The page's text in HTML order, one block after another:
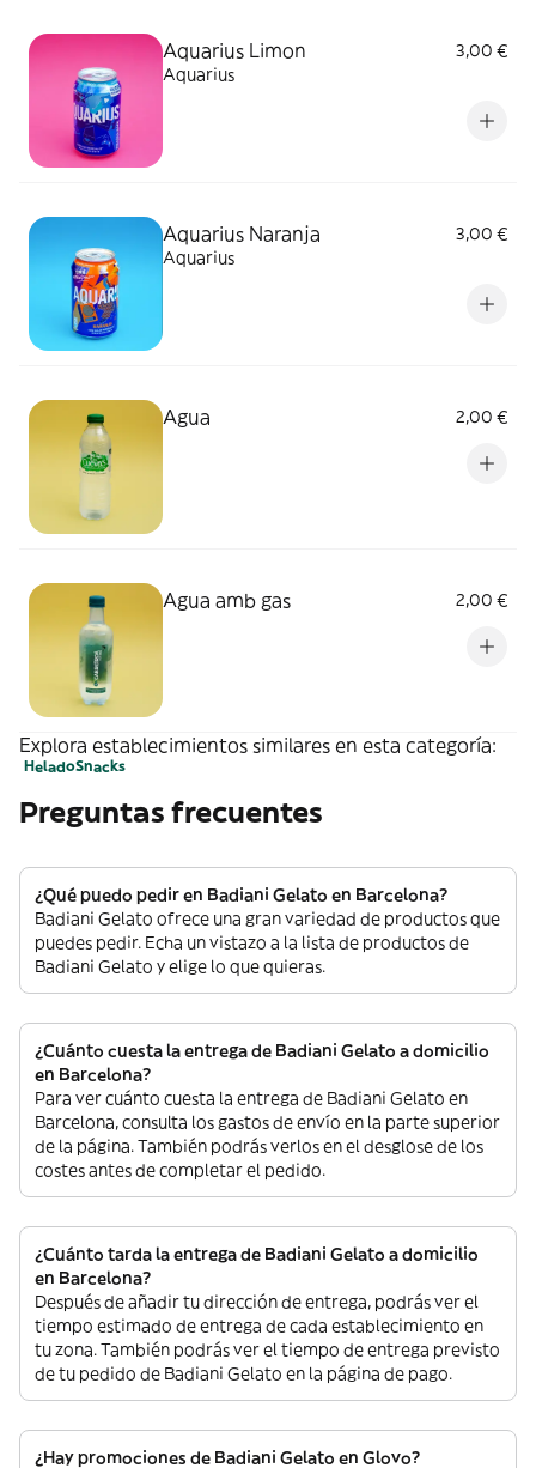
Aquarius Limon
3,00 €
Aquarius
Aquarius Naranja
3,00 €
Aquarius
Agua 2,00 €
Agua amb gas 2,00 €
Explora establecimientos similares en esta categoría:
HeladoSnacks
Preguntas frecuentes
¿Qué puedo pedir en Badiani Gelato en Barcelona?
Badiani Gelato ofrece una gran variedad de productos que
puedes pedir. Echa un vistazo a la lista de productos de
Badiani Gelato y elige lo que quieras.
¿Cuánto cuesta la entrega de Badiani Gelato a domicilio
en Barcelona?
Para ver cuánto cuesta la entrega de Badiani Gelato en
Barcelona, consulta los gastos de envío en la parte superior
de la página. También podrás verlos en el desglose de los
costes antes de completar el pedido.
¿Cuánto tarda la entrega de Badiani Gelato a domicilio
en Barcelona?
Después de añadir tu dirección de entrega, podrás ver el
tiempo estimado de entrega de cada establecimiento en
tu zona. También podrás ver el tiempo de entrega previsto
de tu pedido de Badiani Gelato en la página de pago.
¿Hay promociones de Badiani Gelato en Glovo?